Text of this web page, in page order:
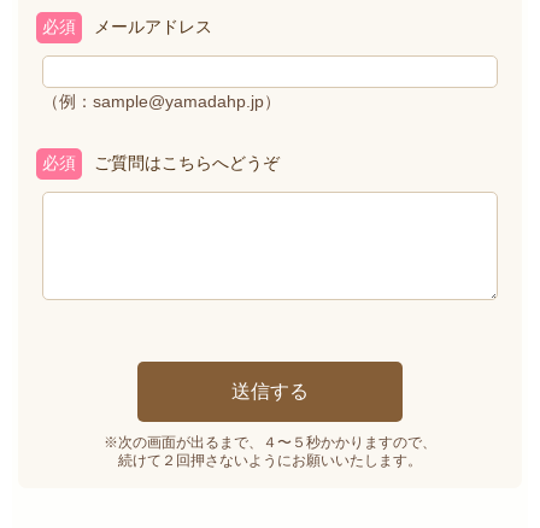
メールアドレス
必須
（例：sample@yamadahp.jp）
ご質問はこちらへどうぞ
必須
※次の画面が出るまで、４〜５秒かかりますので、
続けて２回押さないようにお願いいたします。